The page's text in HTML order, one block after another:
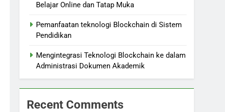
Belajar Online dan Tatap Muka
Pemanfaatan teknologi Blockchain di Sistem
Pendidikan
Mengintegrasi Teknologi Blockchain ke dalam
Administrasi Dokumen Akademik
Recent Comments